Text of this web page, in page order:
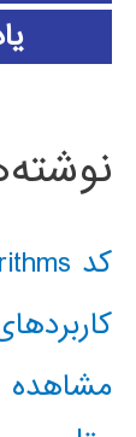
کد classical AI search algorithms
مشاهده